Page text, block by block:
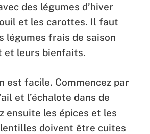
des légumes d’hiver
et les carottes. Il faut
légumes frais de saison
et leurs bienfaits.
est facile. Commencez par
et l’échalote dans de
ensuite les épices et les
doivent être cuites